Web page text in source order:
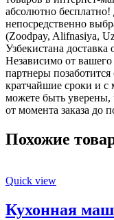
абсолютно бесплатно!
непосредственно
(Zoodpay, Alifnasiya,
Узбекистана
Независимо от
партнеры
кратчайшие сроки и
можете быть уверены,
от момента заказа до
Похожие
Quick view
Кухонная